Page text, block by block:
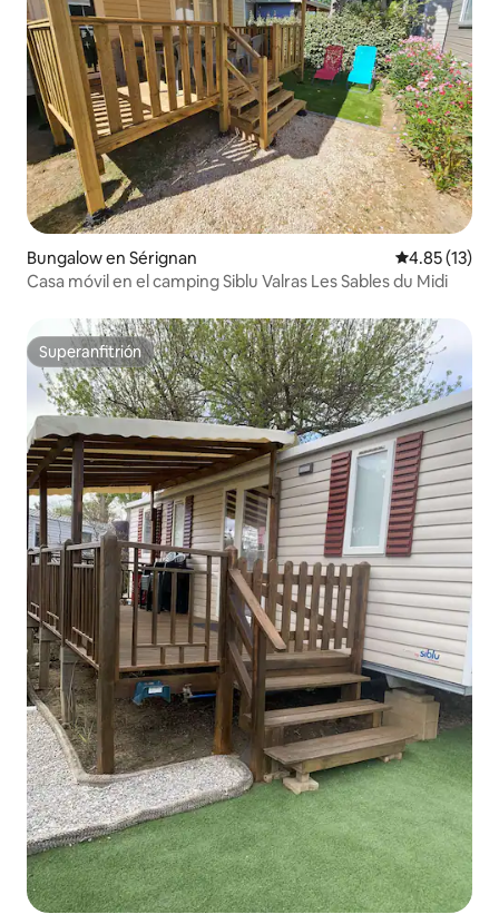
Bungalow en Sérignan Calificación
4.85 (13)
Casa móvil en el camping Siblu Valras Les Sables du Midi
Superanfitrión
Superanfitrión